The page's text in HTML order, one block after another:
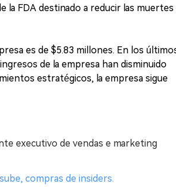
la FDA destinado a reducir las muertes
es de $5.83 millones. En los
de la empresa han disminuido
estratégicos, la empresa sigue
executivo de vendas e marketing
compras de insiders.